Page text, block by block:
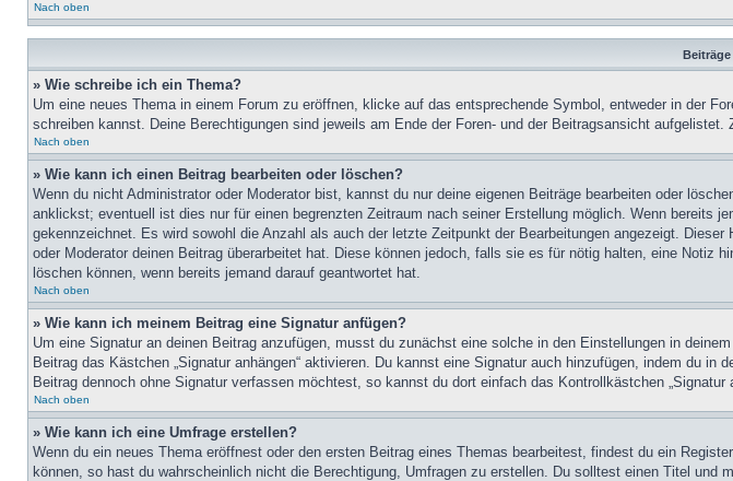
Nach oben
» Wie schreibe ich ein Thema?
Um eine neues Thema in einem Forum zu eröffnen, klicke auf das entsprechende Symbol, entweder in der
schreiben kannst. Deine Berechtigungen sind jeweils am Ende der Foren- und der Beitragsansicht
Nach oben
» Wie kann ich einen Beitrag bearbeiten oder löschen?
Wenn du nicht Administrator oder Moderator bist, kannst du nur deine eigenen Beiträge bearbeiten oder
anklickst; eventuell ist dies nur für einen begrenzten Zeitraum nach seiner Erstellung möglich. Wenn bereits
gekennzeichnet. Es wird sowohl die Anzahl als auch der letzte Zeitpunkt der Bearbeitungen angezeigt.
oder Moderator deinen Beitrag überarbeitet hat. Diese können jedoch, falls sie es für nötig halten, eine
löschen können, wenn bereits jemand darauf geantwortet hat.
Nach oben
» Wie kann ich meinem Beitrag eine Signatur anfügen?
Um eine Signatur an deinen Beitrag anzufügen, musst du zunächst eine solche in den Einstellungen in
Beitrag das Kästchen „Signatur anhängen“ aktivieren. Du kannst eine Signatur auch hinzufügen, indem du
Beitrag dennoch ohne Signatur verfassen möchtest, so kannst du dort einfach das Kontrollkästchen „Signatur
Nach oben
» Wie kann ich eine Umfrage erstellen?
Wenn du ein neues Thema eröffnest oder den ersten Beitrag eines Themas bearbeitest, findest du ein
können, so hast du wahrscheinlich nicht die Berechtigung, Umfragen zu erstellen. Du solltest einen Titel